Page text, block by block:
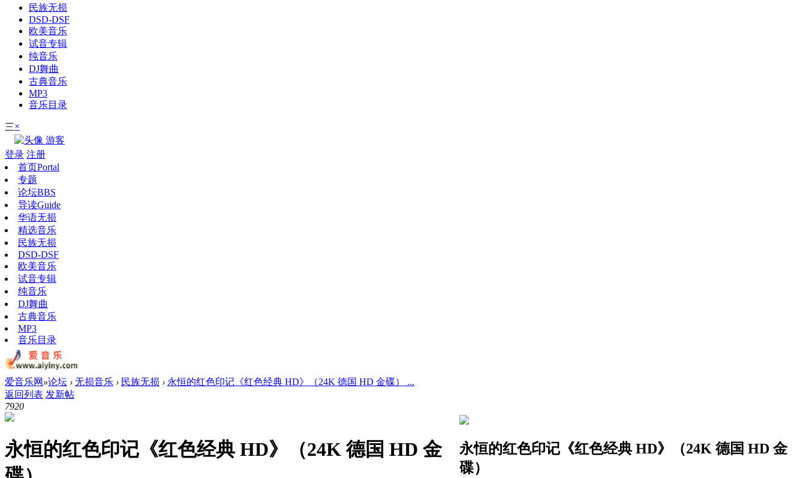
民族无损
DSD-DSF
欧美音乐
试音专辑
纯音乐
DJ舞曲
古典音乐
MP3
音乐目录
三×
游客
登录 注册
首页Portal
专题
论坛BBS
导读Guide
华语无损
精选音乐
民族无损
DSD-DSF
欧美音乐
试音专辑
纯音乐
DJ舞曲
古典音乐
MP3
音乐目录
爱音乐网 »论坛 › 无损音乐 › 民族无损 › 永恒的红色印记《红色经典 HD》（24K 德国 HD 金碟） ...
返回列表 发新帖
7920
永恒的红色印记《红色经典 HD》（24K 德国 HD 金
永恒的红色印记《红色经典 HD》（24K 德国 HD 金
碟）